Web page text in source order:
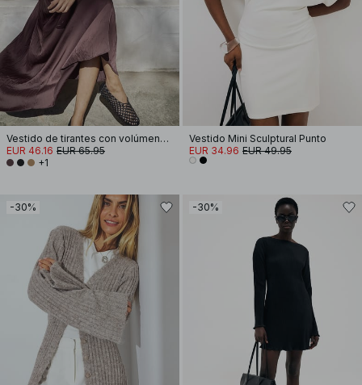
Vestido de tirantes con volúmenes fruncidos
EUR 46.16 EUR 65.95
+1
Vestido Mini Sculptural Punto
EUR 34.96 EUR 49.95
-30% -30%